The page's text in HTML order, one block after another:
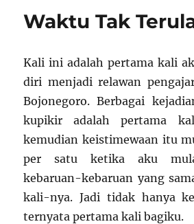
Waktu Tak
Kali ini adalah pertama kali
diri menjadi relawan
Bojonegoro. Berbagai
kupikir adalah pertama
kemudian keistimewaan itu
per satu ketika aku
kebaruan-kebaruan yang
kali-nya. Jadi tidak hanya
ternyata pertama kali bagiku.